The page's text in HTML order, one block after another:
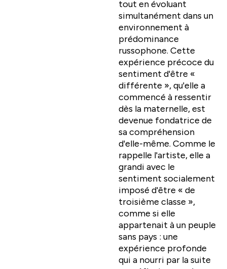
tout en évoluant
simultanément dans un
environnement à
prédominance
russophone. Cette
expérience précoce du
sentiment d'être «
différente », qu'elle a
commencé à ressentir
dès la maternelle, est
devenue fondatrice de
sa compréhension
d'elle-même. Comme le
rappelle l'artiste, elle a
grandi avec le
sentiment socialement
imposé d'être « de
troisième classe »,
comme si elle
appartenait à un peuple
sans pays : une
expérience profonde
qui a nourri par la suite